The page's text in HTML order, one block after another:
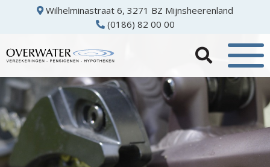
Wilhelminastraat 6, 3271 BZ Mijnsheerenland
(0186) 82 00 00